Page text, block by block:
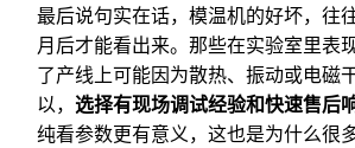
最后说句实在话，模温机的好坏，往
月后才能看出来。那些在实验室里表
了产线上可能因为散热、振动或电磁
以， 选择有现场调试经验和快速售后
纯看参数更有意义，这也是为什么很